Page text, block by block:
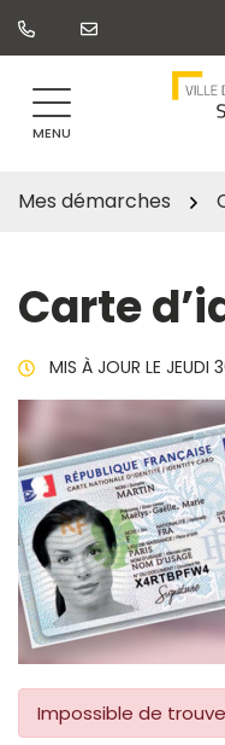
Aller
MENU
Mes démarches
Carte
MIS À JOUR LE JEUDI
Impossible de